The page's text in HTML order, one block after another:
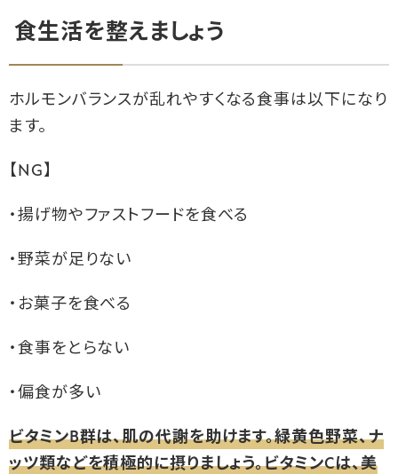
食生活を整えましょう
ホルモンバランスが乱れやすくなる食事は以下になり
ます。
【NG】
・揚げ物やファストフードを食べる
・野菜が足りない
・お菓子を食べる
・食事をとらない
・偏食が多い
ビタミンB群は、肌の代謝を助けます。緑黄色野菜、ナ
ッツ類などを積極的に摂りましょう。ビタミンCは、美